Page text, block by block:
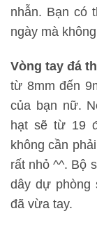
nhẫn. Bạn có
ngày mà
Vòng tay đá
từ 8mm đến
của bạn nữ.
hạt sẽ từ 19
không cần
rất nhỏ ^^. Bộ
dây dự phòng
đã vừa tay.